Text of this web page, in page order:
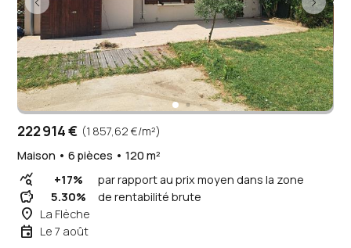
222 914 € (1 857,62 €/m²)
Maison • 6 pièces • 120 m²
query_stats +17% par rapport au prix moyen dans la zone
savings 5.30% de rentabilité brute
place La Flèche
event Le 7 août